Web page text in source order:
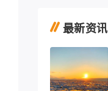
最新资讯